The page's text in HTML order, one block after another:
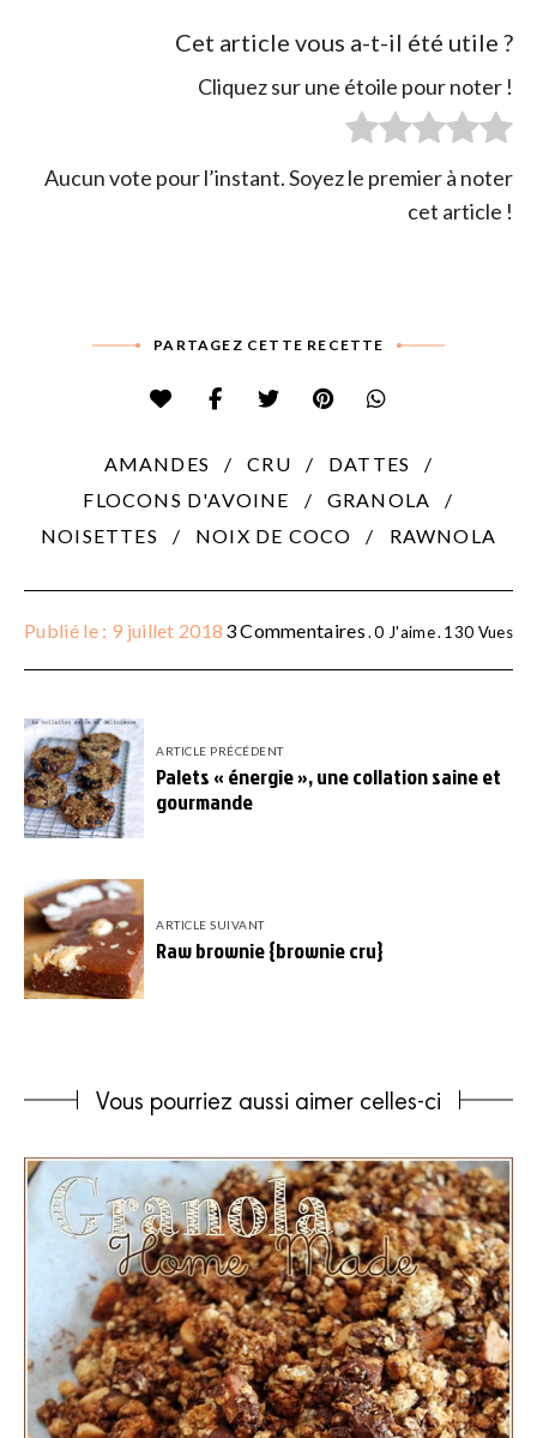
Cet article vous a-t-il été utile ?
Cliquez sur une étoile pour noter !
Aucun vote pour l’instant. Soyez le premier à noter
cet article !
PARTAGEZ CETTE RECETTE
AMANDES CRU
DATTES
FLOCONS D'AVOINE
GRANOLA
NOISETTES
NOIX DE COCO RAWNOLA
Publié le : 9 juillet 2018 3 Commentaires 0 J'aime 130 Vues
ARTICLE PRÉCÉDENT
Palets « énergie », une collation saine et
gourmande
ARTICLE SUIVANT
Raw brownie {brownie cru}
Vous pourriez aussi aimer celles-ci